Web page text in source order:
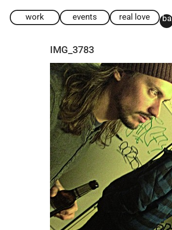
work events real love ba
IMG_3783